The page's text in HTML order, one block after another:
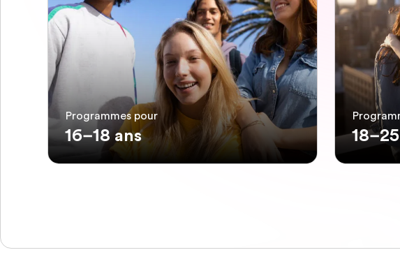
Programmes pour
16–18 ans